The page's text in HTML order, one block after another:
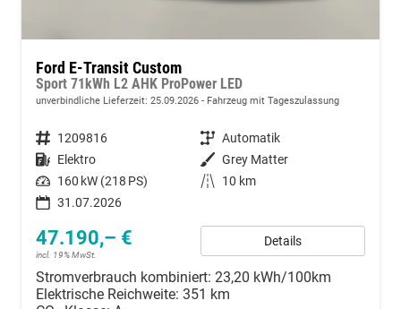
Ford E-Transit Custom
Sport 71kWh L2 AHK ProPower LED
unverbindliche Lieferzeit: 25.09.2026 Fahrzeug mit Tageszulassung
Fahrzeugnummer 1209816 Getriebe Automatik
Kraftstoff Elektro Außenfarbe Grey Matter
Leistung 160 kW (218 PS) Kilometerstand
10 km
31.07.2026
47.190,– €
incl. 19% MwSt.
Details
Stromverbrauch kombiniert: 23,20 kWh/100km
Elektrische Reichweite: 351 km